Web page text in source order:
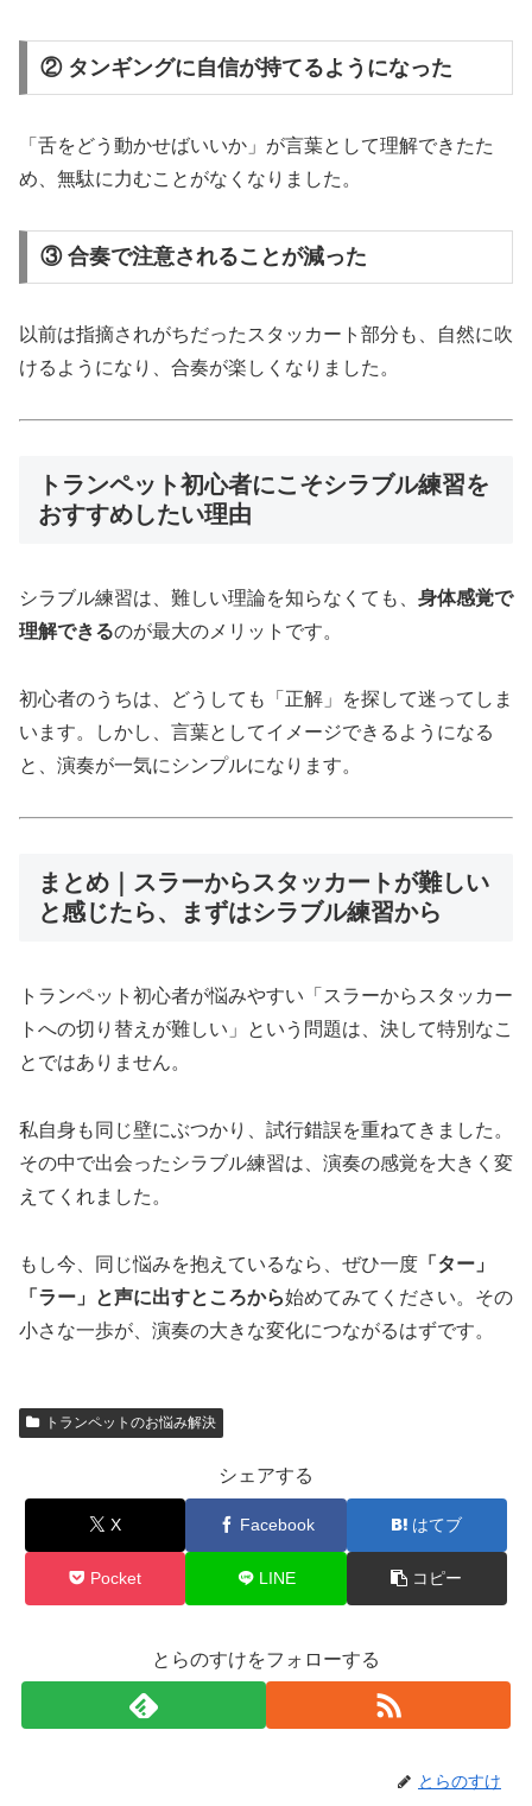
② タンギングに自信が持てるようになった
「舌をどう動かせばいいか」が言葉として理解できたた
め、無駄に力むことがなくなりました。
③ 合奏で注意されることが減った
以前は指摘されがちだったスタッカート部分も、自然に吹
けるようになり、合奏が楽しくなりました。
トランペット初心者にこそシラブル練習を
おすすめしたい理由
シラブル練習は、難しい理論を知らなくても、 身体感覚で
理解できるのが最大のメリットです。
初心者のうちは、どうしても「正解」を探して迷ってしま
います。しかし、言葉としてイメージできるようになる
と、演奏が一気にシンプルになります。
まとめ｜スラーからスタッカートが難しい
と感じたら、まずはシラブル練習から
トランペット初心者が悩みやすい「スラーからスタッカー
トへの切り替えが難しい」という問題は、決して特別なこ
とではありません。
私自身も同じ壁にぶつかり、試行錯誤を重ねてきました。
その中で出会ったシラブル練習は、演奏の感覚を大きく変
えてくれました。
もし今、同じ悩みを抱えているなら、ぜひ一度 「ター」
「ラー」と声に出すところから始めてみてください。その
小さな一歩が、演奏の大きな変化につながるはずです。
トランペットのお悩み解決
シェアする
X Facebook はてブ
Pocket LINE コピー
とらのすけをフォローする
とらのすけ